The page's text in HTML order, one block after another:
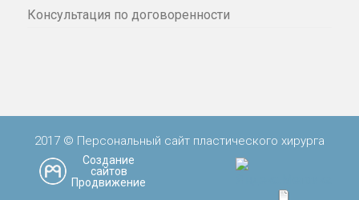
Консультация по договоренности
2017 © Персональный сайт пластического хирурга
Создание
сайтов
Продвижение